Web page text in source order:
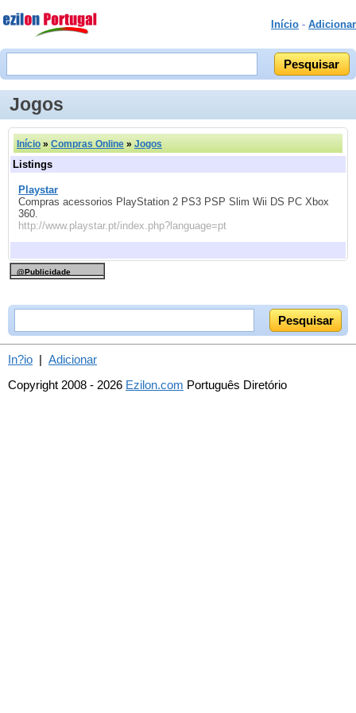
Início - Adicionar
Jogos
Início » Compras Online » Jogos
Listings
Playstar
Compras acessorios PlayStation 2 PS3 PSP Slim Wii DS PC Xbox
360.
http://www.playstar.pt/index.php?language=pt
@Publicidade
In?io | Adicionar
Copyright 2008 - 2026 Ezilon.com Português Diretório